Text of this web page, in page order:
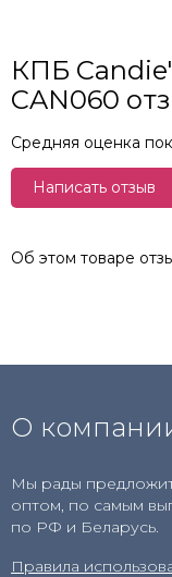
КПБ
CAN060
Средняя оценка
Написать отзыв
Об этом товаре
О
Мы рады
оптом, по самым
по РФ и Беларусь.
Правила